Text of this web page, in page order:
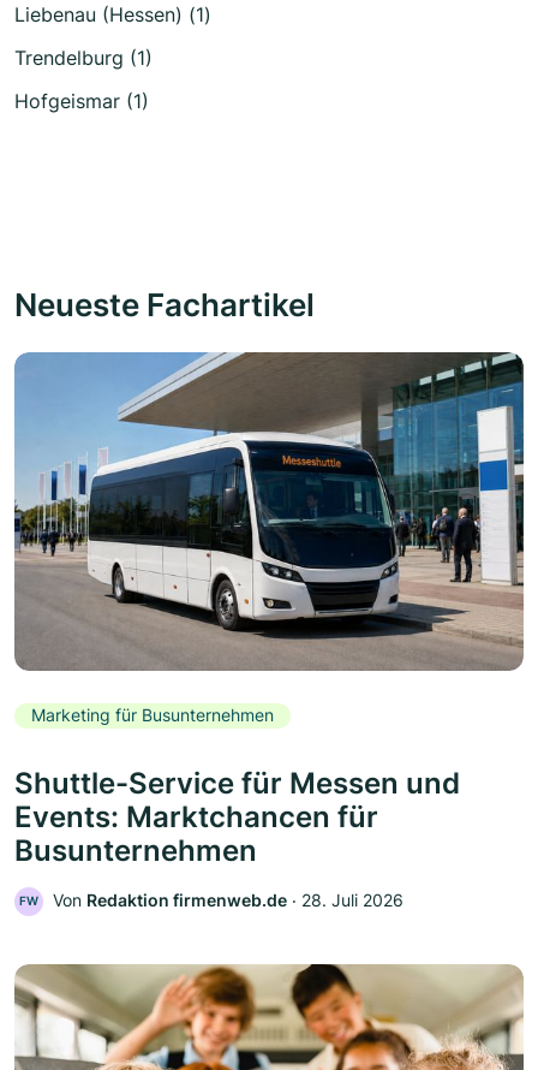
Liebenau (Hessen) (1)
Trendelburg (1)
Hofgeismar (1)
Neueste Fachartikel
Marketing für Busunternehmen
Shuttle-Service für Messen und
Events: Marktchancen für
Busunternehmen
FW Von Redaktion firmenweb.de ‧ 28. Juli 2026